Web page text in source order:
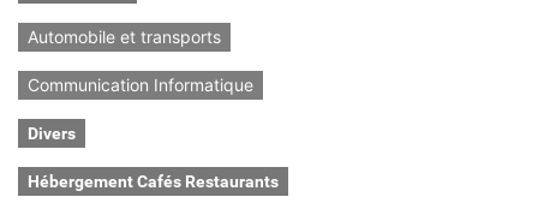
Automobile et transports
Communication Informatique
Divers
Hébergement Cafés Restaurants